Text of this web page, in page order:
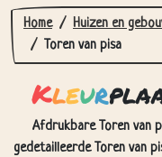
Home Huizen en
Toren van pisa
Kleur
Afdrukbare Toren van
gedetailleerde Toren van